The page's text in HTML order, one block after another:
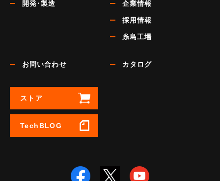
開発･製造 企業情報
採用情報
糸島工場
お問い合わせ カタログ
ストア
TechBLOG